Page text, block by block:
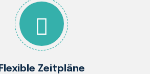
Flexible Zeitpläne